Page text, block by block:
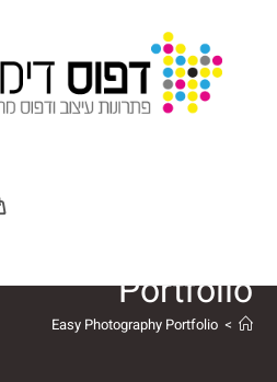
Portfolio
>
Easy Photography Portfolio